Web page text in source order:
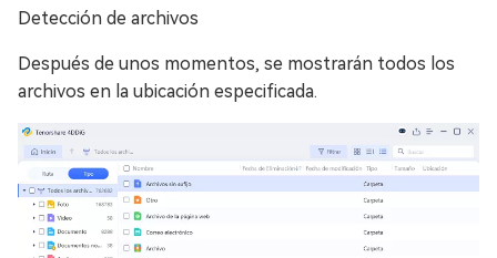
Detección de archivos
Después de unos momentos, se mostrarán todos los
archivos en la ubicación especificada.